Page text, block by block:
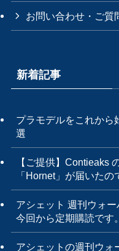
お問い合わせ・ご質
新着記事
プラモデルをこれから
選
【ご提供】Contieaks
「Hornet」が届いた
アシェット 週刊ウォ
今回から定期購読です。
アシェットの週刊ウォ